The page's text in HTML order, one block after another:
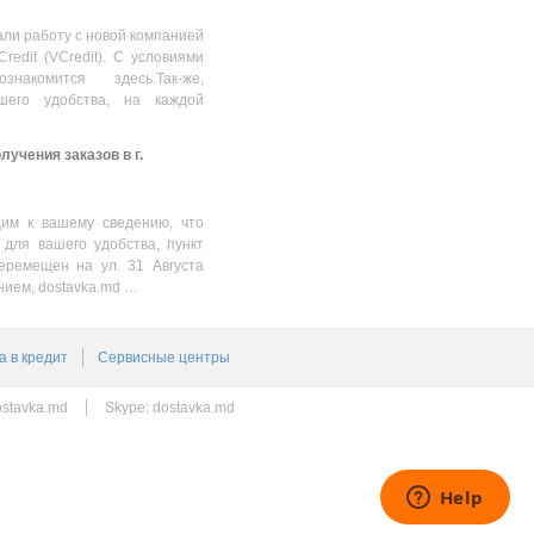
работу с новой компанией
(VCredit). С условиями
здесь.Так-же,
удобства, на каждой
заказов в г.
к вашему сведению, что
вашего удобства, пункт
на ул. 31 Августа
dostavka.md …
в кредит Сервисные центры
Skype: dostavka.md